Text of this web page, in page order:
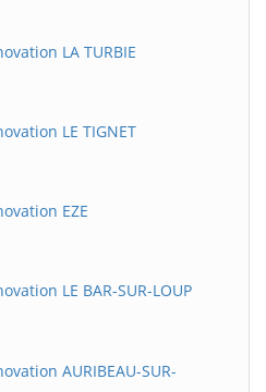
LA TURBIE
LE TIGNET
EZE
LE BAR-SUR-LOUP
AURIBEAU-SUR-